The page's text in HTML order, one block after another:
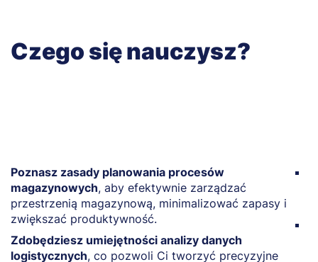
Czego się nauczysz?
Poznasz zasady planowania procesów
magazynowych, aby efektywnie zarządzać
przestrzenią magazynową, minimalizować zapasy i
zwiększać produktywność.
Zdobędziesz umiejętności analizy danych
logistycznych, co pozwoli Ci tworzyć precyzyjne